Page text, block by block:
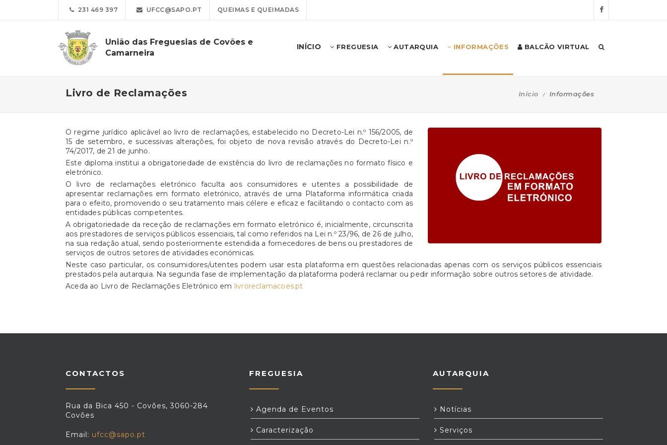
231 469 397 UFCC@SAPO.PT QUEIMAS E QUEIMADAS
União das Freguesias de Covões e
Camarneira
INÍCIO FREGUESIA AUTARQUIA INFORMAÇÕES BALCÃO VIRTUAL
Livro de Reclamações Início Informações
O regime jurídico aplicável ao livro de reclamações, estabelecido no Decreto-Lei n.º 156/2005, de
15 de setembro, e sucessivas alterações, foi objeto de nova revisão através do Decreto-Lei n.º
74/2017, de 21 de junho.
Este diploma institui a obrigatoriedade de existência do livro de reclamações no formato físico e
eletrónico.
O livro de reclamações eletrónico faculta aos consumidores e utentes a possibilidade de
apresentar reclamações em formato eletrónico, através de uma Plataforma informática criada
para o efeito, promovendo o seu tratamento mais célere e eficaz e facilitando o contacto com as
entidades públicas competentes.
A obrigatoriedade da receção de reclamações em formato eletrónico é, inicialmente, circunscrita
aos prestadores de serviços públicos essenciais, tal como referidos na Lei n.º 23/96, de 26 de julho,
na sua redação atual, sendo posteriormente estendida a fornecedores de bens ou prestadores de
serviços de outros setores de atividades económicas.
Neste caso particular, os consumidores/utentes podem usar esta plataforma em questões relacionadas apenas com os serviços públicos essenciais
prestados pela autarquia. Na segunda fase de implementação da plataforma poderá reclamar ou pedir informação sobre outros setores de atividade.
Aceda ao Livro de Reclamações Eletrónico em livroreclamacoes.pt
CONTACTOS
Rua da Bica 450 - Covões, 3060-284
Covões
Email: ufcc@sapo.pt
FREGUESIA
Agenda de Eventos
Caracterização
AUTARQUIA
Notícias
Serviços